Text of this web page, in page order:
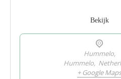
Bekijk
Hummelo,
Hummelo,
+ Google